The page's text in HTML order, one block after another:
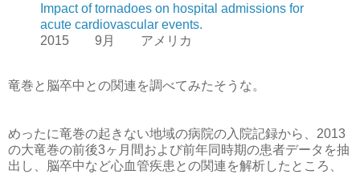
Impact of tornadoes on hospital admissions for
acute cardiovascular events.
2015 9月 アメリカ
竜巻と脳卒中との関連を調べてみたそうな。
めったに竜巻の起きない地域の病院の入院記録から、2013
の大竜巻の前後3ヶ月間および前年同時期の患者データを抽
出し、脳卒中など心血管疾患との関連を解析したところ、